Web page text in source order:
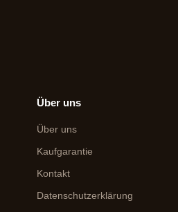
Über uns
Über uns
Kaufgarantie
Kontakt
Datenschutzerklärung